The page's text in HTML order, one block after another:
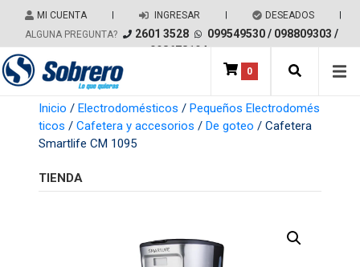
MI CUENTA | INGRESAR | DESEADOS |
ALGUNA PREGUNTA? 2601 3528 099549530/ 098809303 /
098678194
Salir del contenido
Main Navigation 0
Inicio / Electrodomésticos / Pequeños Electrodomés
ticos / Cafetera y accesorios / De goteo / Cafetera
Smartlife CM 1095
TIENDA